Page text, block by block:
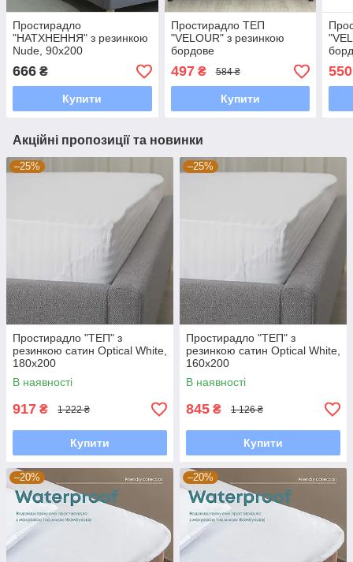
Простирадло
"НАТХНЕННЯ" з резинкою
Nude, 90x200
666 ₴
Купити
Простирадло ТЕП
"VELOUR" з резинкою
бордове
497₴ 584 ₴
Купити
550
Акційні пропозиції та новинки
–25%
Простирадло "ТЕП" з
резинкою сатин Optical White,
180x200
В наявності
917 ₴ 1 222 ₴
Купити
–25%
Простирадло "ТЕП" з
резинкою сатин Optical White,
160x200
В наявності
845 ₴ 1 126 ₴
Купити
–20% –20%